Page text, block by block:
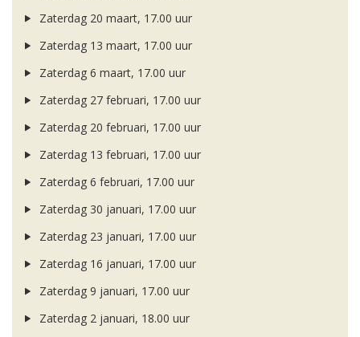
Zaterdag 20 maart, 17.00 uur
Zaterdag 13 maart, 17.00 uur
Zaterdag 6 maart, 17.00 uur
Zaterdag 27 februari, 17.00 uur
Zaterdag 20 februari, 17.00 uur
Zaterdag 13 februari, 17.00 uur
Zaterdag 6 februari, 17.00 uur
Zaterdag 30 januari, 17.00 uur
Zaterdag 23 januari, 17.00 uur
Zaterdag 16 januari, 17.00 uur
Zaterdag 9 januari, 17.00 uur
Zaterdag 2 januari, 18.00 uur